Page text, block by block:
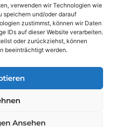
verwenden wir Technologien wie
speichern und/oder darauf
zustimmst, können wir Daten
IDs auf dieser Website verarbeiten.
oder zurückziehst, können
beeinträchtigt werden.
Ansehen
Kassel
Mannheim
Deutschland
& Rohrreinigung in der
SOCIAL MEDIA